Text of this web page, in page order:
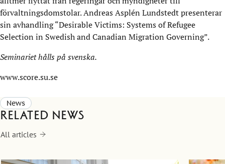
förvaltningsdomstolar. Andreas Asplén Lundstedt presenterar
sin avhandling “Desirable Victims: Systems of Refugee
Selection in Swedish and Canadian Migration Governing”.
Seminariet hålls på svenska.
www.score.su.se
News
Related news
All articles